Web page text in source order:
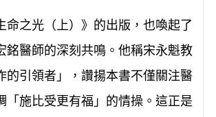
命之光（上）》的出版，也喚起了
銘醫師的深刻共鳴。他稱宋永魁教
的引領者」，讚揚本書不僅關注醫
「施比受更有福」的情操。這正是